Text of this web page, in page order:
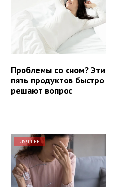
Проблемы со сном? Эти
пять продуктов быстро
решают вопрос
ЛУЧШЕЕ